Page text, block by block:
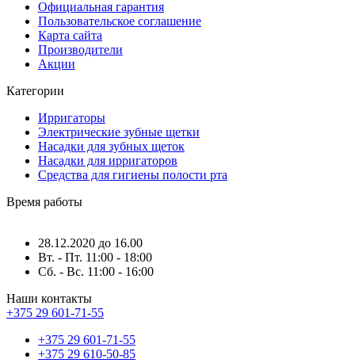
Официальная гарантия
Пользовательское соглашение
Карта сайта
Производители
Акции
Категории
Ирригаторы
Электрические зубные щетки
Насадки для зубных щеток
Насадки для ирригаторов
Средства для гигиены полости рта
Время работы
28.12.2020 до 16.00
Вт. - Пт. 11:00 - 18:00
Сб. - Вс. 11:00 - 16:00
Наши контакты
+375 29 601-71-55
+375 29 601-71-55
+375 29 610-50-85